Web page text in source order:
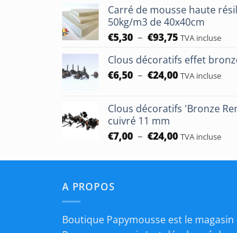
prix :
€8,25
à
Carré de mousse haute
50kg/m3 de 40x40cm
€5,30 – €93,75Plage
prix :
€5,30
TVA incluse
Clous décoratifs effet
€6,50 – €24,00Plage
€6,50
€24,00
TVA incluse
Clous décoratifs 'Bronze
cuivré 11 mm
€7,00 – €24,00Plage
prix :
TVA incluse
A PROPOS
Boutique Papymousse est le